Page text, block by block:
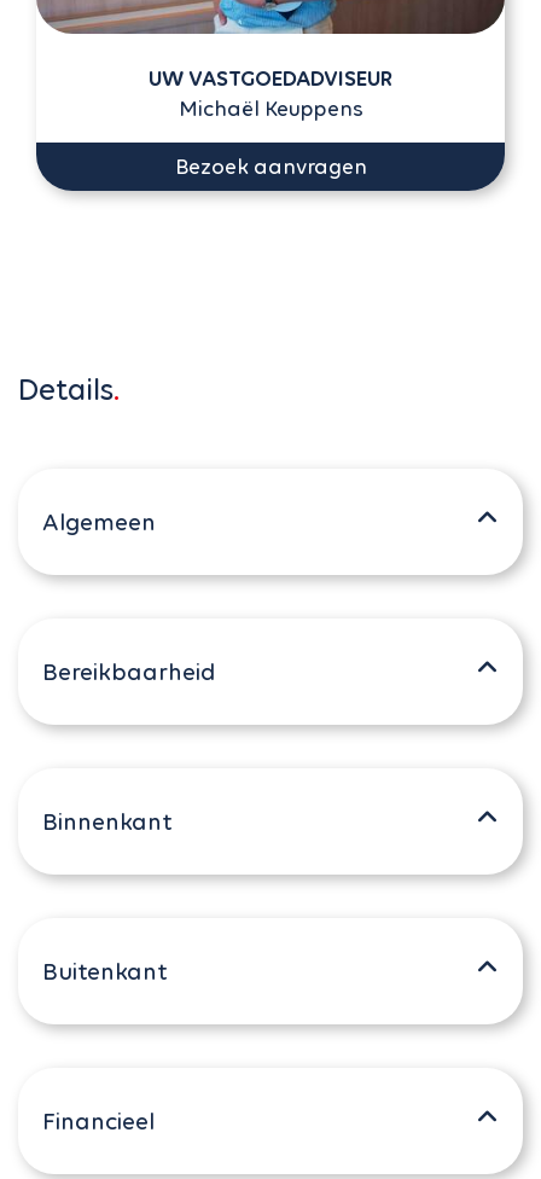
UW VASTGOEDADVISEUR
Michaël Keuppens
Bezoek aanvragen
Details
Algemeen
Bereikbaarheid
Binnenkant
Buitenkant
Financieel